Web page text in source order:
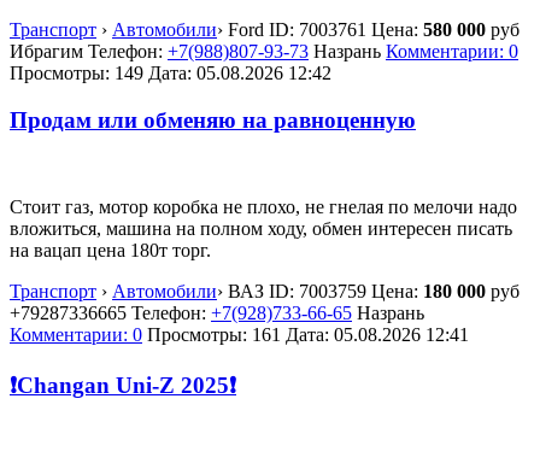
Транспорт › Автомобили› Ford ID: 7003761 Цена: 580 000 руб
Ибрагим Телефон: +7(988)807-93-73 Назрань Комментарии: 0
Просмотры: 149 Дата: 05.08.2026 12:42
Продам или обменяю на равноценную
Стоит газ, мотор коробка не плохо, не гнелая по мелочи надо
вложиться, машина на полном ходу, обмен интересен писать
на вацап цена 180т торг.
Транспорт › Автомобили› ВАЗ ID: 7003759 Цена: 180 000 руб
+79287336665 Телефон: +7(928)733-66-65 Назрань
Комментарии: 0 Просмотры: 161 Дата: 05.08.2026 12:41
❗️Changan Uni-Z 2025❗️